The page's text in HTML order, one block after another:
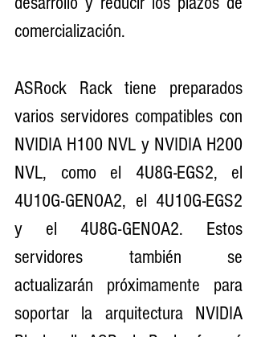
comercialización.
ASRock Rack tiene preparados
varios servidores compatibles con
NVIDIA H100 NVL y NVIDIA H200
NVL, como el 4U8G-EGS2, el
4U10G-GENOA2, el 4U10G-EGS2
y el 4U8G-GENOA2. Estos
servidores también se
actualizarán próximamente para
soportar la arquitectura NVIDIA